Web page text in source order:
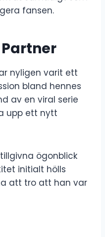
fansen.
nyligen varit ett
bland hennes
av en viral serie
upp ett nytt
ögonblick
initialt hölls
att tro att han var